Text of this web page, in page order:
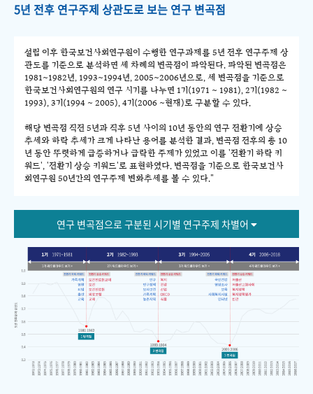
5년 전후 연구주제 상관도로 보는 연구 변곡점
설립 이후 한국보건사회연구원이 수행한 연구과제를 5년 전후 연구주제 상
관도를 기준으로 분석하면 세 차례의 변곡점이 파악된다. 파악된 변곡점은
1981~1982년, 1993~1994년, 2005~2006년으로, 세 변곡점을 기준으로
한국보건사회연구원의 연구 시기를 나누면 1기(1971 ~ 1981), 2기(1982 ~
1993), 3기(1994 ~ 2005), 4기(2006 ~현재)로 구분할 수 있다.
해당 변곡점 직전 5년과 직후 5년 사이의 10년 동안의 연구 전환기에 상승
추세와 하락 추세가 크게 나타난 용어를 분석한 결과, 변곡점 전후의 총 10
년 동안 뚜렷하게 급증하거나 급락한 주제가 있었고 이를 '전환기 하락 키
워드', '전환기 상승 키워드'로 표현하였다. 변곡점을 기준으로 한국보건사
회연구원 50년간의 연구주제 변화추세를 볼 수 있다."
연구 변곡점으로 구분된 시기별 연구주제 차별어